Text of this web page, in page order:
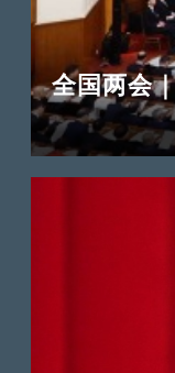
全国两会